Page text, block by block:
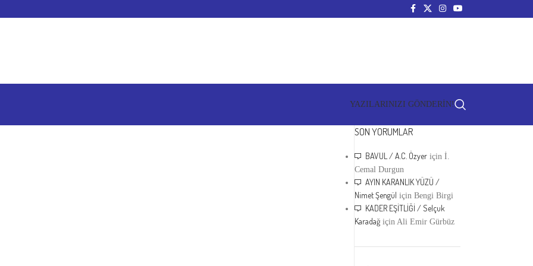
YAZILARINIZI GÖNDERİN!
SON YORUMLAR
BAVUL / A.C. Özyer içinİ.
Cemal Durgun
AYIN KARANLIK YÜZÜ /
Nimet Şengül içinBengi Birgi
KADER EŞİTLİĞİ / Selçuk
Karadağ içinAli Emir Gürbüz